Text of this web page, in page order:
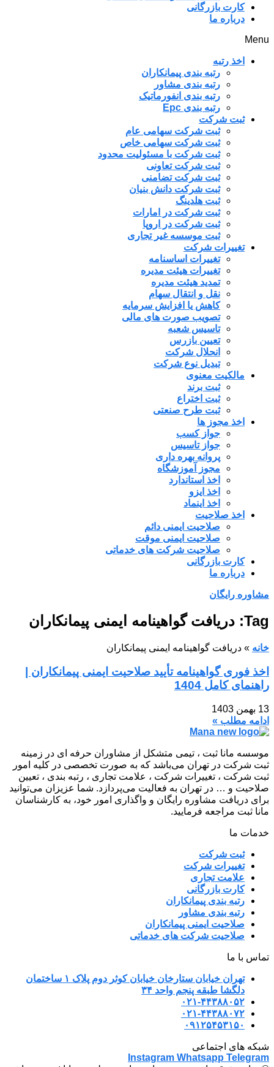
کارت بازرگانی
درباره ما
Menu
اخذ رتبه
رتبه بندی پیمانکاران
رتبه بندی مشاور
رتبه بندی انفورماتیک
رتبه بندی Epc
ثبت شرکت
ثبت شرکت سهامی عام
ثبت شرکت سهامی خاص
ثبت شرکت با مسئولیت محدود
ثبت شرکت تعاونی
ثبت شرکت تضامنی
ثبت شرکت دانش بنیان
ثبت هلدینگ
ثبت شرکت در امارات
ثبت شرکت در اروپا
ثبت موسسه غیر تجاری
تغییرات شرکت
تغییرات اساسنامه
تغییرات هیئت مدیره
تمدید هیئت مدیره
نقل و انتقال سهام
کاهش یا افزایش سرمایه
تصویب صورت های مالی
تاسیس شعبه
تعیین بازرس
انحلال شرکت
تبدیل نوع شرکت
مالکیت معنوی
ثبت برند
ثبت اختراع
ثبت طرح صنعتی
اخذ مجوز ها
جواز کسب
جواز تاسیس
پروانه بهره داری
مجوز آموزشگاه
اخذ استاندارد
اخذ ایزو
اخذ اینماد
اخذ صلاحیت
صلاحیت ایمنی دائم
صلاحیت ایمنی موقت
صلاحیت شرکت های خدماتی
کارت بازرگانی
درباره ما
مشاوره رایگان
Tag: دریافت گواهینامه ایمنی پیمانکاران
خانه » دریافت گواهینامه ایمنی پیمانکاران
اخذ فوری گواهینامه تأیید صلاحیت ایمنی پیمانکاران |
راهنمای کامل 1404
13 بهمن 1403
ادامه مطلب »
موسسه مانا ثبت ، تیمی متشکل از مشاوران حرفه ای در زمینه
ثبت شرکت در تهران می‌باشد که به صورت تخصصی در کلیه امور
ثبت شرکت ، تغییرات شرکت ، علامت تجاری ، رتبه بندی ، تعیین
صلاحیت و … در تهران به فعالیت می‌پردازد. شما عزیزان می‌توانید
برای دریافت مشاوره رایگان و واگذاری امور خود، به کارشناسان
مانا ثبت مراجعه فرمایید.
خدمات ما
ثبت شرکت
تغییرات شرکت
علامت تجاری
کارت بازرگانی
رتبه بندی پیمانکاران
رتبه بندی مشاور
صلاحیت ایمنی پیمانکاران
صلاحیت شرکت های خدماتی
تماس با ما
تهران خیابان ستارخان خیابان کوثر دوم پلاک ۱ ساختمان
دلگشا طبقه پنجم واحد ۳۴
۰۲۱-۴۴۳۸۸۰۵۲
۰۲۱-۴۴۳۸۸۰۷۲
۰۹۱۲۵۴۵۳۱۵۰
شبکه های اجتماعی
Instagram Whatsapp Telegram